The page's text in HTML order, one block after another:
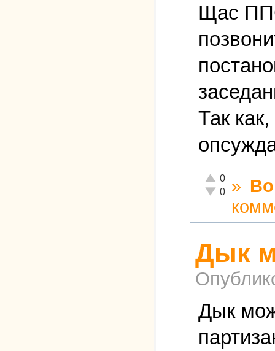
Щас
Так
Отлично!
0
Неадекватно!
0 »
Дык
Дык